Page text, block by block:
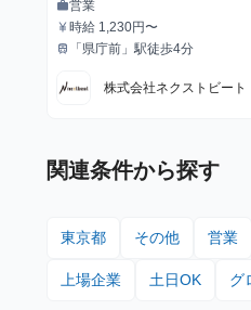
職種
work営業
給与
currency_yen時給 1,230円〜
最寄駅
train 「県庁前」駅徒歩4分
株式会社ネクストビート
関連条件から探す
東京都 その他 営業
上場企業 土日OK グ